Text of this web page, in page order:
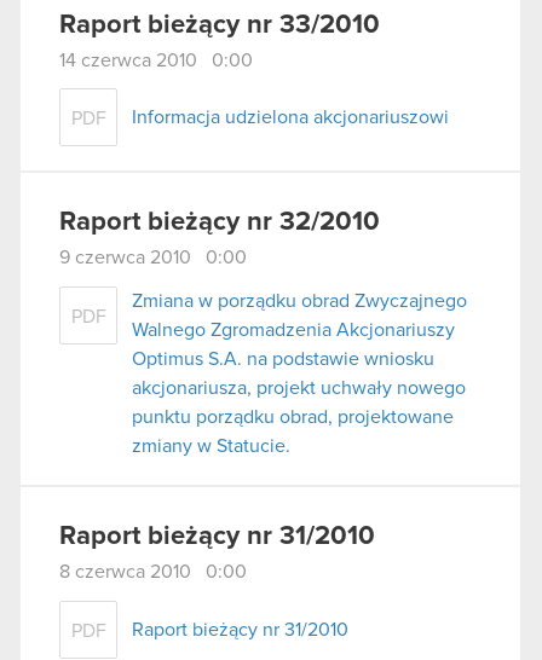
Raport bieżący nr 33/2010
14 czerwca 2010 0:00
PDF Informacja udzielona akcjonariuszowi
Raport bieżący nr 32/2010
9 czerwca 2010 0:00
PDF
Zmiana w porządku obrad Zwyczajnego
Walnego Zgromadzenia Akcjonariuszy
Optimus S.A. na podstawie wniosku
akcjonariusza, projekt uchwały nowego
punktu porządku obrad, projektowane
zmiany w Statucie.
Raport bieżący nr 31/2010
8 czerwca 2010 0:00
PDF Raport bieżący nr 31/2010